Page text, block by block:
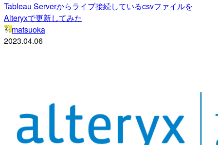
Tableau Serverからライブ接続しているcsvファイルを
Alteryxで更新してみた
matsuoka
2023.04.06